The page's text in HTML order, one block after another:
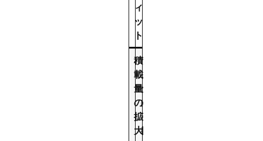
ィ
ッ
ト
積
載
量
の
拡
大
ラ
ッ
ク
に
積
載